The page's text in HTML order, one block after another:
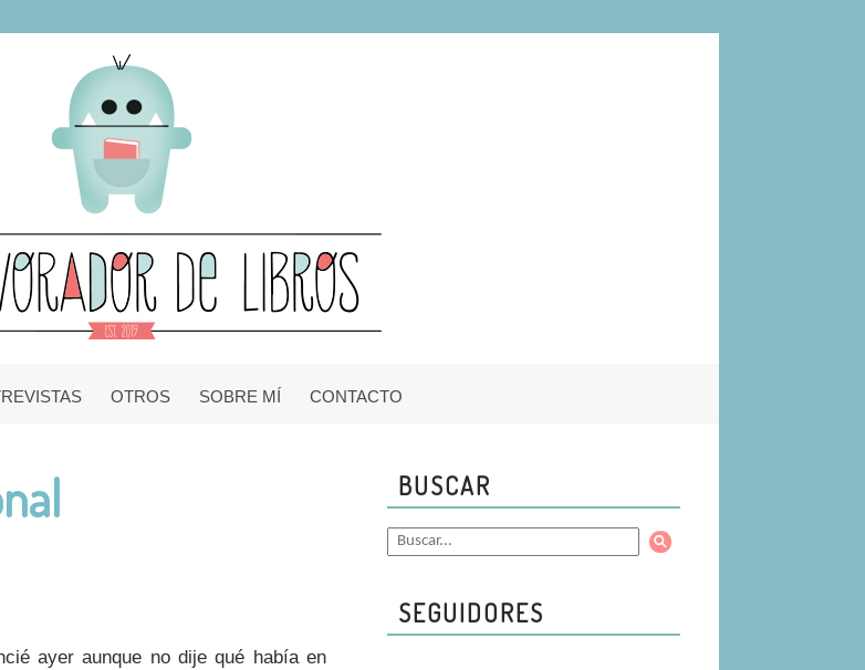
OTROS SOBRE MÍ CONTACTO
ayer aunque no dije qué había en
BUSCAR
SEGUIDORES